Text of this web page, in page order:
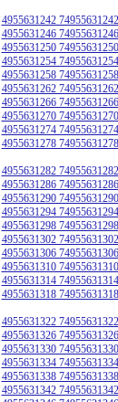
4955631242
4955631246
4955631250
4955631254
4955631258
4955631262
4955631266
4955631270
4955631274
4955631278
4955631282
4955631286
4955631290
4955631294
4955631298
4955631302
4955631306
4955631310
4955631314
4955631318
4955631322
4955631326
4955631330
4955631334
4955631338
4955631342